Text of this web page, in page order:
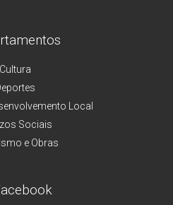
Cultura
Local
Sociais
e Obras